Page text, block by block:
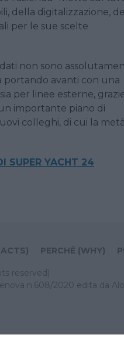
della digitalizzazione,
per le sue scelte
dati non sono
portando avanti con una
per linee esterne,
importante piano di
colleghi, di cui la
SUPER YACHT 24
PERCHÉ (WHY)
reserved)
n.608/2020 edita da